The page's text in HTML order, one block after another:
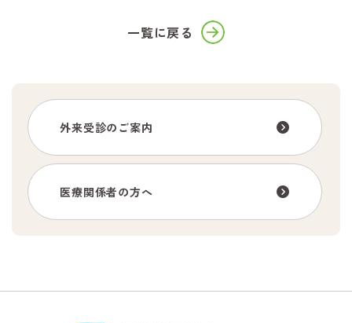
一覧に戻る
外来受診のご案内
医療関係者の方へ